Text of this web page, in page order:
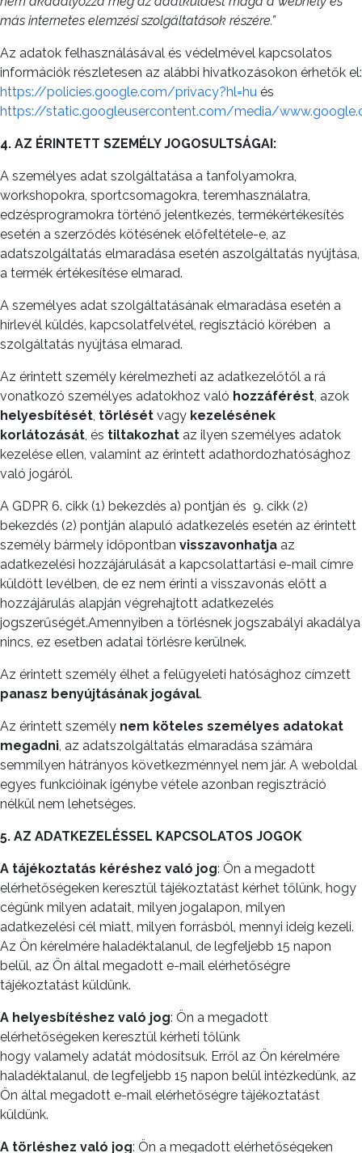
más internetes elemzési szolgáltatások részére.”
Az adatok felhasználásával és védelmével kapcsolatos
információk részletesen az alábbi hivatkozásokon érhetők el:
https://policies.google.com/privacy?hl=hu és
https://static.googleusercontent.com/media/
4. AZ ÉRINTETT SZEMÉLY JOGOSULTSÁGAI:
A személyes adat szolgáltatása a tanfolyamokra,
workshopokra, sportcsomagokra, teremhasználatra,
edzésprogramokra történő jelentkezés, termékértékesítés
esetén a szerződés kötésének előfeltétele-e, az
adatszolgáltatás elmaradása esetén aszolgáltatás nyújtása,
a termék értékesítése elmarad.
A személyes adat szolgáltatásának elmaradása esetén a
hírlevél küldés, kapcsolatfelvétel, regisztáció körében a
szolgáltatás nyújtása elmarad.
Az érintett személy kérelmezheti az adatkezelőtől a rá
vonatkozó személyes adatokhoz való hozzáférést, azok
helyesbítését, törlését vagy kezelésének
korlátozását, és tiltakozhat az ilyen személyes adatok
kezelése ellen, valamint az érintett adathordozhatósághoz
való jogáról.
A GDPR 6. cikk (1) bekezdés a) pontján és 9. cikk (2)
bekezdés (2) pontján alapuló adatkezelés esetén az érintett
személy bármely időpontban visszavonhatja az
adatkezelési hozzájárulását a kapcsolattartási e-mail címre
küldött levélben, de ez nem érinti a visszavonás előtt a
hozzájárulás alapján végrehajtott adatkezelés
jogszerűségét.Amennyiben a törlésnek jogszabályi akadálya
nincs, ez esetben adatai törlésre kerülnek.
Az érintett személy élhet a felügyeleti hatósághoz címzett
panasz benyújtásának jogával.
Az érintett személy nem köteles személyes adatokat
megadni, az adatszolgáltatás elmaradása számára
semmilyen hátrányos következménnyel nem jár. A weboldal
egyes funkcióinak igénybe vétele azonban regisztráció
nélkül nem lehetséges.
5. AZ ADATKEZELÉSSEL KAPCSOLATOS JOGOK
A tájékoztatás kéréshez való jog: Ön a megadott
elérhetőségeken keresztül tájékoztatást kérhet tőlünk, hogy
cégünk milyen adatait, milyen jogalapon, milyen
adatkezelési cél miatt, milyen forrásból, mennyi ideig kezeli.
Az Ön kérelmére haladéktalanul, de legfeljebb 15 napon
belül, az Ön által megadott e-mail elérhetőségre
tájékoztatást küldünk.
A helyesbítéshez való jog: Ön a megadott
elérhetőségeken keresztül kérheti tőlünk
hogy valamely adatát módosítsuk. Erről az Ön kérelmére
haladéktalanul, de legfeljebb 15 napon belül intézkedünk, az
Ön által megadott e-mail elérhetőségre tájékoztatást
küldünk.
A törléshez való jog: Ön a megadott elérhetőségeken